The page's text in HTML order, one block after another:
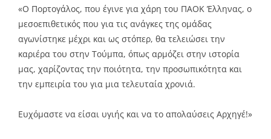
«Ο Πορτογάλος, που έγινε για χάρη του ΠΑΟΚ Έλληνας, ο
μεσοεπιθετικός που για τις ανάγκες της ομάδας
αγωνίστηκε μέχρι και ως στόπερ, θα τελειώσει την
καριέρα του στην Τούμπα, όπως αρμόζει στην ιστορία
μας, χαρίζοντας την ποιότητα, την προσωπικότητα και
την εμπειρία του για μια τελευταία χρονιά.
Ευχόμαστε να είσαι υγιής και να το απολαύσεις Αρχηγέ!»